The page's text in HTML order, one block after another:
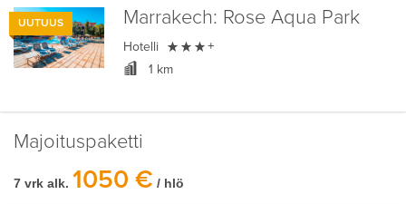
UUTUUS Marrakech: Rose Aqua Park
Hotelli  +
1 km
Majoituspaketti
7 vrk alk. 1050 € / hlö